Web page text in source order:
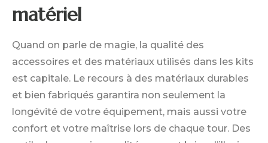
matériel
Quand on parle de magie, la qualité des
accessoires et des matériaux utilisés dans les kits
est capitale. Le recours à des matériaux durables
et bien fabriqués garantira non seulement la
longévité de votre équipement, mais aussi votre
confort et votre maîtrise lors de chaque tour. Des